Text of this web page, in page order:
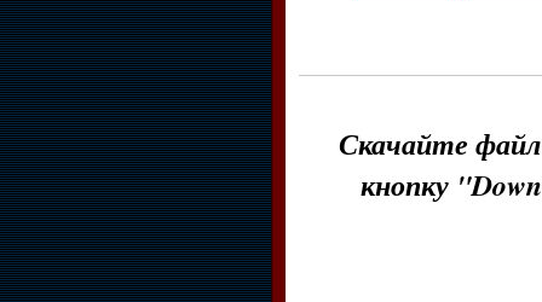
Скачайте
кнопку